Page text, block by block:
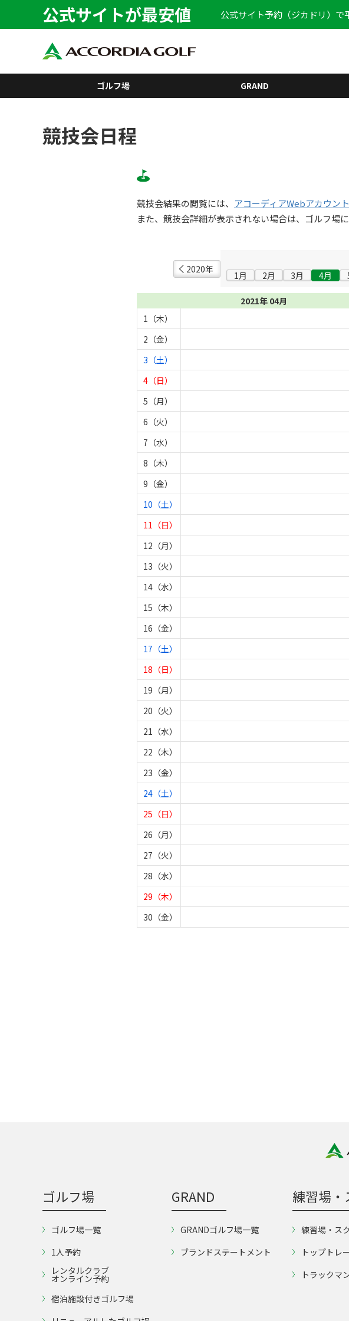
公式サイトが最安値 公式サイト予約（ジカドリ）
ゴルフ場 GRAND
競技会日程
競技会結果の閲覧には、 アコーディアWebアカウン
また、競技会詳細が表示されない場合は、ゴルフ場
2020年
1月 2月 3月 4月
2021年 04月
1（木）
2（金）
3（土）
4（日）
5（月）
6（火）
7（水）
8（木）
9（金）
10（土）
11（日）
12（月）
13（火）
14（水）
15（木）
16（金）
17（土）
18（日）
19（月）
20（火）
21（水）
22（木）
23（金）
24（土）
25（日）
26（月）
27（火）
28（水）
29（木）
30（金）
ゴルフ場
ゴルフ場一覧
1人予約
レンタルクラブ
オンライン予約
宿泊施設付きゴルフ場
GRAND
GRANDゴルフ場一覧
ブランドステートメント
練習場・
練習場・ス
トップトレ
トラックマ